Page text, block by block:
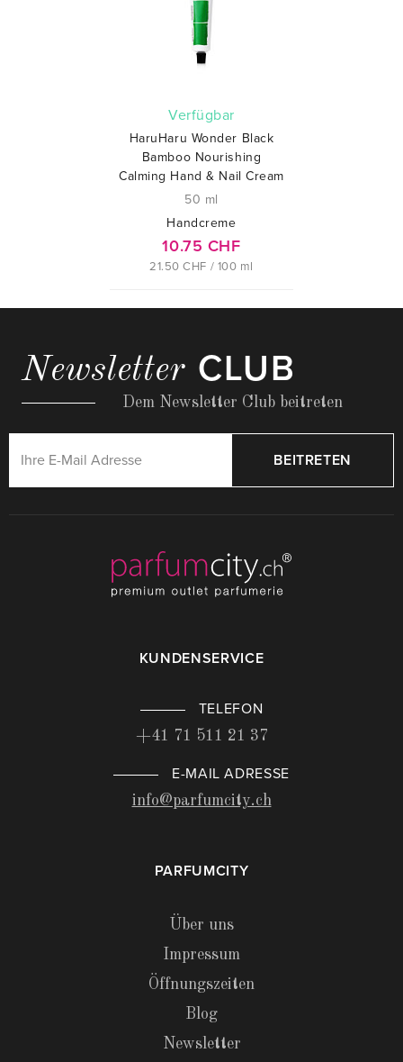
verfügbar
HaruHaru Wonder Black
Bamboo Nourishing
Calming Hand & Nail Cream
50 ml
Handcreme
10.75 CHF
21.50 CHF / 100 ml
Newsletter CLUB
Dem Newsletter Club beitreten
BEITRETEN
KUNDENSERVICE
TELEFON
+41 71 511 21 37
E-MAIL ADRESSE
info@parfumcity.ch
PARFUMCITY
Über uns
Impressum
Öffnungszeiten
Blog
Newsletter